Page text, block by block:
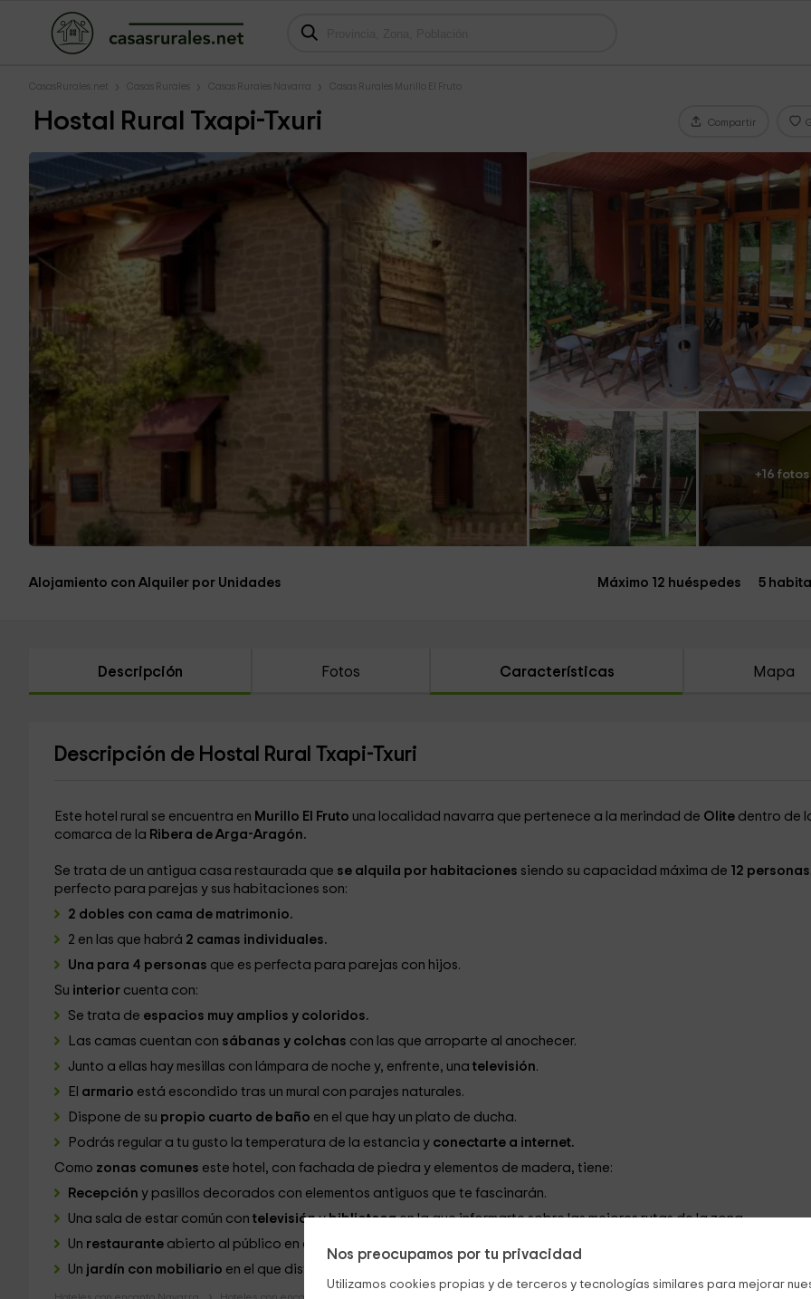
Nos preocupamos por tu privacidad
Utilizamos cookies propias y de terceros y tecnologías similares para mejorar
CasasRurales.net Casas Rurales Casas Rurales Navarra Casas Rurales Murillo El Fruto
Hostal Rural Txapi-Txuri Compartir
+16 fotos
Alojamiento con Alquiler por Unidades Máximo 12 huéspedes 5
Descripción Fotos Características Mapa
Descripción de Hostal Rural Txapi-Txuri
Este hotel rural se encuentra en Murillo El Fruto una localidad navarra que pertenece a la merindad de Olite dentro de
comarca de la Ribera de Arga-Aragón.
Se trata de un antigua casa restaurada que se alquila por habitaciones siendo su capacidad máxima de 12 personas
perfecto para parejas y sus habitaciones son:
2 dobles con cama de matrimonio.
2 en las que habrá 2 camas individuales.
Una para 4 personas que es perfecta para parejas con hijos.
Su interior cuenta con:
Se trata de espacios muy amplios y coloridos.
Las camas cuentan con sábanas y colchas con las que arroparte al anochecer.
Junto a ellas hay mesillas con lámpara de noche y, enfrente, una televisión.
El armario está escondido tras un mural con parajes naturales.
Dispone de su propio cuarto de baño en el que hay un plato de ducha.
Podrás regular a tu gusto la temperatura de la estancia y conectarte a internet.
Como zonas comunes este hotel, con fachada de piedra y elementos de madera, tiene:
Recepción y pasillos decorados con elementos antiguos que te fascinarán.
Una sala de estar común con televisiónybibliotecaen la que informarte sobre las mejores rutas de la zona.
Un restaurante abierto al público en el que te servirán los mejores platos locales.
Un jardín con mobiliario en el que disfrutar al aire libre.